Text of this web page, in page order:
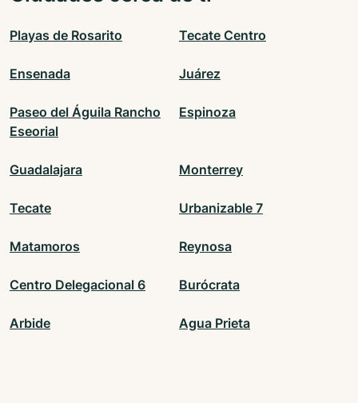
Playas de Rosarito Tecate Centro
Ensenada Juárez
Paseo del Águila Rancho
Eseorial
Espinoza
Guadalajara Monterrey
Tecate Urbanizable 7
Matamoros Reynosa
Centro Delegacional 6 Burócrata
Arbide Agua Prieta